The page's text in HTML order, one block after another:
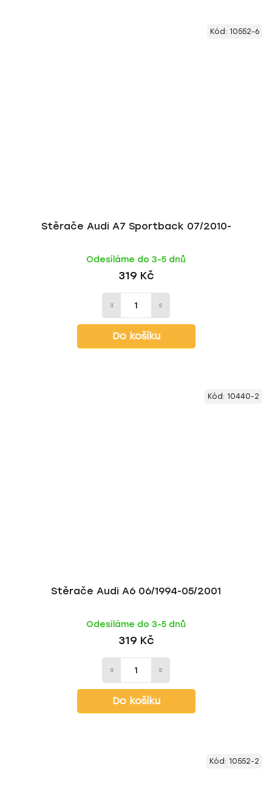
Stěrače Audi A7 Sportback 07/2010-
Odesíláme do 3-5 dnů
319 Kč
Do košíku
Kód: 10552-6
Stěrače Audi A6 06/1994-05/2001
Odesíláme do 3-5 dnů
319 Kč
Do košíku
Kód: 10440-2
Kód: 10552-2